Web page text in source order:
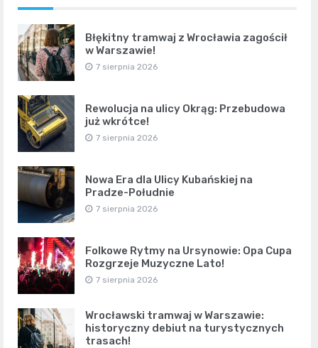
Błękitny tramwaj z Wrocławia zagościł
w Warszawie!
7 sierpnia 2026
Rewolucja na ulicy Okrąg: Przebudowa
już wkrótce!
7 sierpnia 2026
Nowa Era dla Ulicy Kubańskiej na
Pradze-Południe
7 sierpnia 2026
Folkowe Rytmy na Ursynowie: Opa Cupa
Rozgrzeje Muzyczne Lato!
7 sierpnia 2026
Wrocławski tramwaj w Warszawie:
historyczny debiut na turystycznych
trasach!